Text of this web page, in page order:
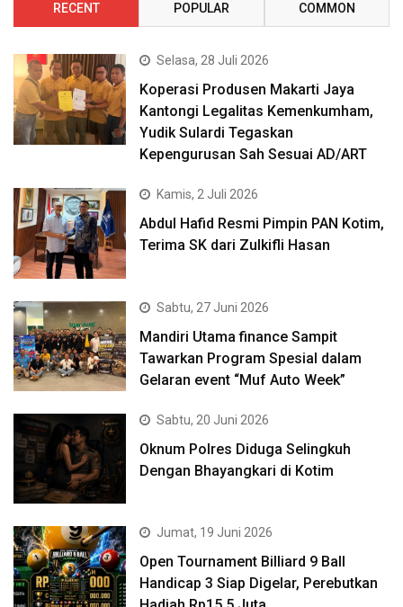
RECENT POPULAR COMMON
Selasa, 28 Juli 2026
Koperasi Produsen Makarti Jaya
Kantongi Legalitas Kemenkumham,
Yudik Sulardi Tegaskan
Kepengurusan Sah Sesuai AD/ART
Kamis, 2 Juli 2026
Abdul Hafid Resmi Pimpin PAN Kotim,
Terima SK dari Zulkifli Hasan
Sabtu, 27 Juni 2026
Mandiri Utama finance Sampit
Tawarkan Program Spesial dalam
Gelaran event “Muf Auto Week”
Sabtu, 20 Juni 2026
Oknum Polres Diduga Selingkuh
Dengan Bhayangkari di Kotim
Jumat, 19 Juni 2026
Open Tournament Billiard 9 Ball
Handicap 3 Siap Digelar, Perebutkan